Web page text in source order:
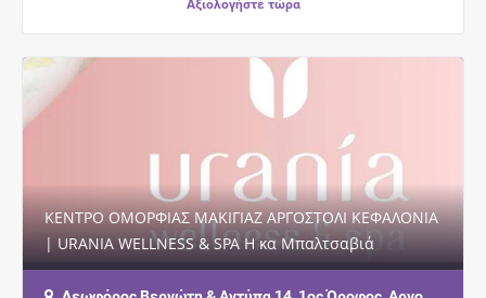
ΚΕΝΤΡΟ ΟΜΟΡΦΙΑΣ ΜΑΚΙΓΙΑΖ ΑΡΓΟΣΤΟΛΙ ΚΕΦΑΛΟΝΙΑ
| URANIA WELLNESS & SPA Η κα Μπαλτσαβιά
Ουρανία σας καλωσορίζει σε ένα σύγχρονο κέντρο…